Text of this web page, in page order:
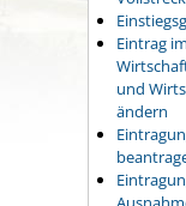
Eintrag
und
ändern